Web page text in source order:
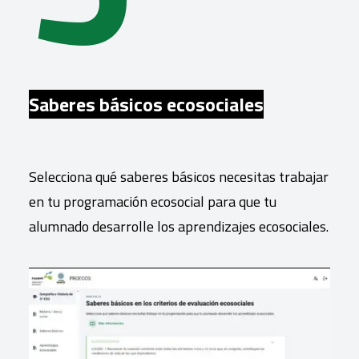
Saberes básicos ecosociales
Selecciona qué saberes básicos necesitas trabajar
en tu programación ecosocial para que tu
alumnado desarrolle los aprendizajes ecosociales.